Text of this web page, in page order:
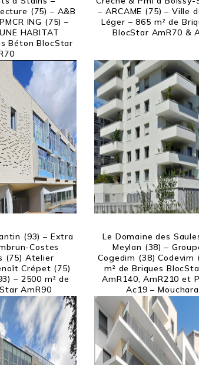
(75) – A&B
ING (75) –
HABITAT
Béton BlocStar
– ARCAME (75) – Ville
Léger – 865 m² de
BlocStar AmR70 &
(93) – Extra
Costes
(75) Atelier
Crépet (75)
– 2500 m² de
AmR90
Le Domaine des
Meylan (38) –
Cogedim (38) Codevim
m² de Briques
AmR140, AmR210 et
Ac19 –